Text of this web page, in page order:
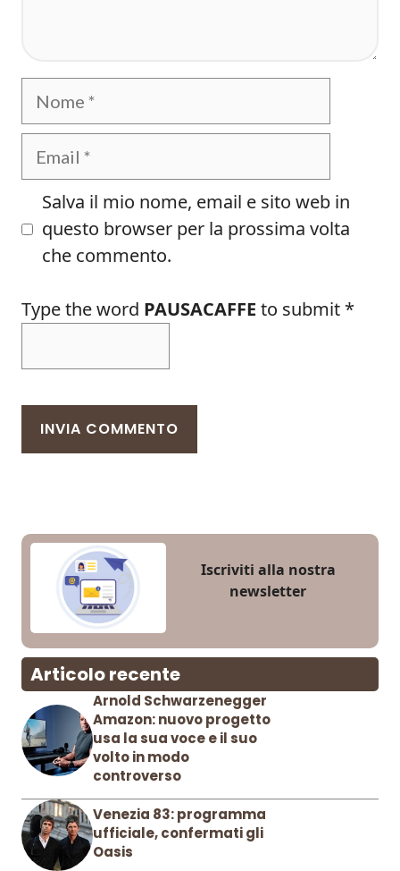
Nome
Email
Salva il mio nome, email e sito web in
questo browser per la prossima volta
che commento.
Type the word PAUSACAFFE to submit *
Iscriviti alla nostra
newsletter
Articolo recente
Arnold Schwarzenegger
Amazon: nuovo progetto
usa la sua voce e il suo
volto in modo
controverso
Venezia 83: programma
ufficiale, confermati gli
Oasis